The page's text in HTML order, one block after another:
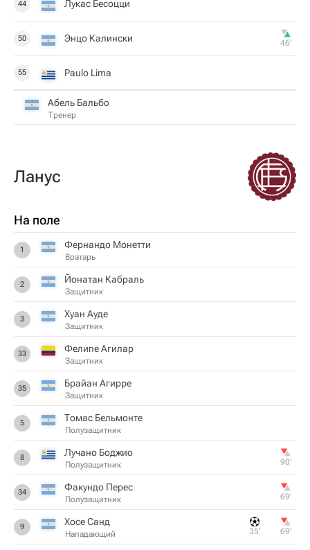
44 Лукас Бесоцци
50 Энцо Калински 46‎’‎
55 Paulo Lima
Абель Бальбо
Тренер
Ланус
На поле
1 Фернандо Монетти
Вратарь
2 Йонатан Кабраль
Защитник
3 Хуан Ауде
Защитник
33 Фелипе Агилар
Защитник
35 Брайан Агирре
Защитник
5 Томас Бельмонте
Полузащитник
8 Лучано Боджио
Полузащитник 90‎’‎
34 Факундо Перес
Полузащитник 69‎’‎
9 Хосе Санд
Нападающий 35‎’‎ 69‎’‎